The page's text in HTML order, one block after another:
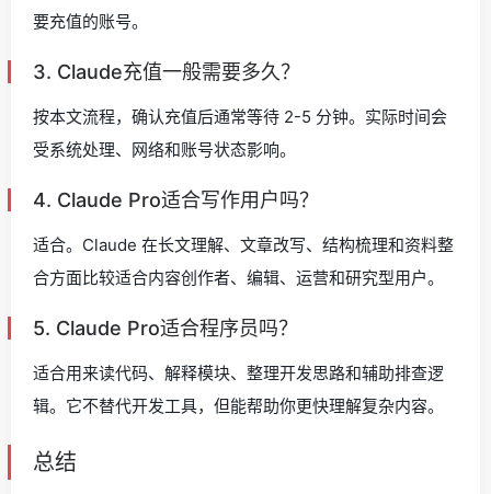
要充值的账号。
3. Claude充值一般需要多久？
按本文流程，确认充值后通常等待 2-5 分钟。实际时间会
受系统处理、网络和账号状态影响。
4. Claude Pro适合写作用户吗？
适合。Claude 在长文理解、文章改写、结构梳理和资料整
合方面比较适合内容创作者、编辑、运营和研究型用户。
5. Claude Pro适合程序员吗？
适合用来读代码、解释模块、整理开发思路和辅助排查逻
辑。它不替代开发工具，但能帮助你更快理解复杂内容。
总结